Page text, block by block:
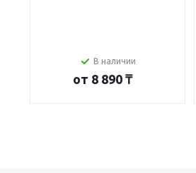
В наличии
от 8 890 ₸